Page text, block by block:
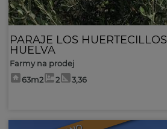
PARAJE LOS HUERTECILLOS
HUELVA
Farmy na prodej
63m2
2 3,36